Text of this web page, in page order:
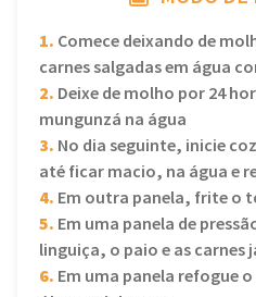
1. Comece deixando de
carnes salgadas em água
2. Deixe de molho por 24
mungunzá na água
3. No dia seguinte, inicie
até ficar macio, na água e
4. Em outra panela, frite o
5. Em uma panela de
linguiça, o paio e as carnes
6. Em uma panela refogue